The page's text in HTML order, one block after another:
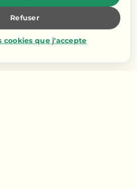
Refuser
cookies que j'accepte